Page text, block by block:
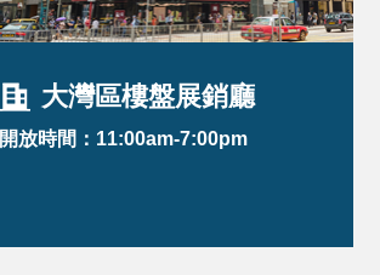
大灣區樓盤展銷廳
開放時間：11:00am-7:00pm